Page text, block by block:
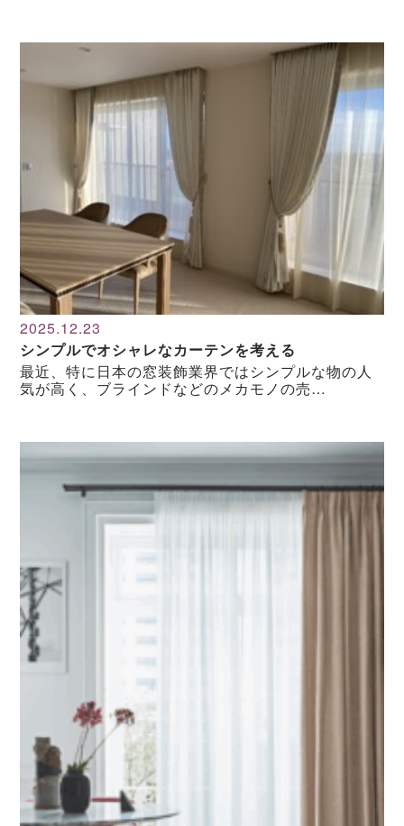
2025.12.23
シンプルでオシャレなカーテンを考える
最近、特に日本の窓装飾業界ではシンプルな物の人
気が高く、ブラインドなどのメカモノの売…